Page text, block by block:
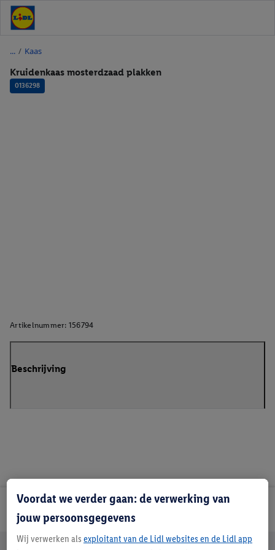
/ Kaas
Kruidenkaas mosterdzaad plakken
0136298
Artikelnummer: 156794
Beschrijving
Jouw voordelen bij ons als Lidl webshop klant
Voordat we verder gaan: de verwerking van
jouw persoonsgegevens
Wij verwerken als exploitant van de Lidl websites en de Lidl app